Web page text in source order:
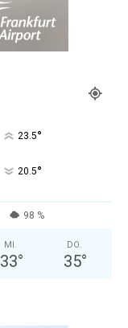
23.5°
20.5°
98 %
MI.
33°
DO.
35°